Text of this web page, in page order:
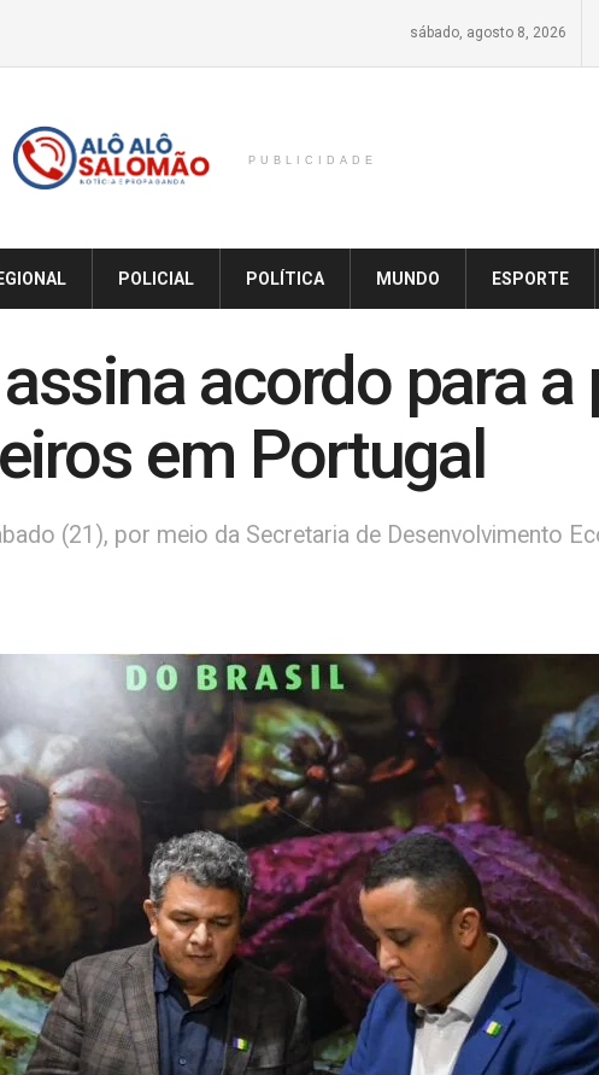
sábado, agosto 8, 2026
PUBLICIDADE
POLICIAL POLÍTICA MUNDO ESPORTE
acordo para
em Portugal
(21), por meio da Secretaria de Desenvolvimento